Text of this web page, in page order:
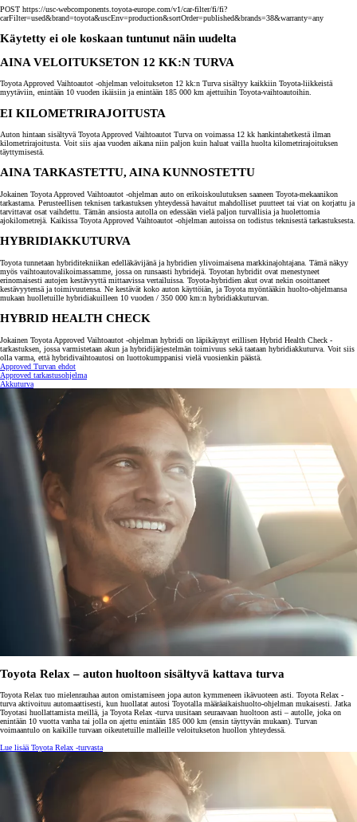
POST https://usc-webcomponents.toyota-europe.com/v1/car-filter/fi/fi?
carFilter=used&brand=toyota&uscEnv=production&sortOrder=published&brands=38&warranty=any
Käytetty ei ole koskaan tuntunut näin uudelta
AINA VELOITUKSETON 12 KK:N TURVA
Toyota Approved Vaihtoautot -ohjelman veloitukseton 12 kk:n Turva sisältyy kaikkiin Toyota-liikkeistä
myytäviin, enintään 10 vuoden ikäisiin ja enintään 185 000 km ajettuihin Toyota-vaihtoautoihin.
EI KILOMETRIRAJOITUSTA
Auton hintaan sisältyvä Toyota Approved Vaihtoautot Turva on voimassa 12 kk hankintahetkestä ilman
kilometrirajoitusta. Voit siis ajaa vuoden aikana niin paljon kuin haluat vailla huolta kilometrirajoituksen
täyttymisestä.
AINA TARKASTETTU, AINA KUNNOSTETTU
Jokainen Toyota Approved Vaihtoautot -ohjelman auto on erikoiskoulutuksen saaneen Toyota-mekaanikon
tarkastama. Perusteellisen teknisen tarkastuksen yhteydessä havaitut mahdolliset puutteet tai viat on korjattu ja
tarvittavat osat vaihdettu. Tämän ansiosta autolla on edessään vielä paljon turvallisia ja huolettomia
ajokilometrejä. Kaikissa Toyota Approved Vaihtoautot -ohjelman autoissa on todistus teknisestä tarkastuksesta.
HYBRIDIAKKUTURVA
Toyota tunnetaan hybriditekniikan edelläkävijänä ja hybridien ylivoimaisena markkinajohtajana. Tämä näkyy
myös vaihtoautovalikoimassamme, jossa on runsaasti hybridejä. Toyotan hybridit ovat menestyneet
erinomaisesti autojen kestävyyttä mittaavissa vertailuissa. Toyota-hybridien akut ovat nekin osoittaneet
kestävyytensä ja toimivuutensa. Ne kestävät koko auton käyttöiän, ja Toyota myöntääkin huolto-ohjelmansa
mukaan huolletuille hybridiakuilleen 10 vuoden / 350 000 km:n hybridiakkuturvan.
HYBRID HEALTH CHECK
Jokainen Toyota Approved Vaihtoautot -ohjelman hybridi on läpikäynyt erillisen Hybrid Health Check -
tarkastuksen, jossa varmistetaan akun ja hybridijärjestelmän toimivuus sekä taataan hybridiakkuturva. Voit siis
olla varma, että hybridivaihtoautosi on luottokumppanisi vielä vuosienkin päästä.
Approved Turvan ehdot
Approved tarkastusohjelma
Akkuturva
Toyota Relax – auton huoltoon sisältyvä kattava turva
Toyota Relax tuo mielenrauhaa auton omistamiseen jopa auton kymmeneen ikävuoteen asti. Toyota Relax -
turva aktivoituu automaattisesti, kun huollatat autosi Toyotalla määräaikaishuolto-ohjelman mukaisesti. Jatka
Toyotasi huollattamista meillä, ja Toyota Relax -turva uusitaan seuraavaan huoltoon asti – autolle, joka on
enintään 10 vuotta vanha tai jolla on ajettu enintään 185 000 km (ensin täyttyvän mukaan). Turvan
voimaantulo on kaikille turvaan oikeutetuille malleille veloitukseton huollon yhteydessä.
Lue lisää Toyota Relax -turvasta